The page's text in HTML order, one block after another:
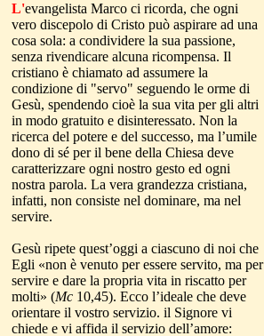
L'evangelista Marco ci ricorda, che ogni
vero discepolo di Cristo può aspirare ad una
cosa sola: a condividere la sua passione,
senza rivendicare alcuna ricompensa. Il
cristiano è chiamato ad assumere la
condizione di "servo" seguendo le orme di
Gesù, spendendo cioè la sua vita per gli altri
in modo gratuito e disinteressato. Non la
ricerca del potere e del successo, ma l’umile
dono di sé per il bene della Chiesa deve
caratterizzare ogni nostro gesto ed ogni
nostra parola. La vera grandezza cristiana,
infatti, non consiste nel dominare, ma nel
servire.
Gesù ripete quest’oggi a ciascuno di noi che
Egli «non è venuto per essere servito, ma per
servire e dare la propria vita in riscatto per
molti» (Mc 10,45). Ecco l’ideale che deve
orientare il vostro servizio. il Signore vi
chiede e vi affida il servizio dell’amore: